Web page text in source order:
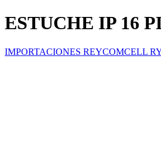
ESTUCHE IP 16
IMPORTACIONES REYCOMCELL